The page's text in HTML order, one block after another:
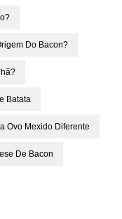
Do Bacon?
Batata
Ovo Mexido Diferente
De Bacon